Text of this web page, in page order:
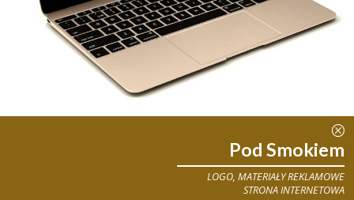
Q
Pod Smokiem
LOGO, MATERIAŁY REKLAMOWE
STRONA INTERNETOWA